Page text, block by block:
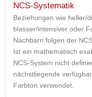
NCS-Systematik
Beziehungen wie heller/
blasser/intensiver oder
Nachbarn folgen der
Ist ein mathematisch
NCS-System nicht
nächstliegende
Farbton verwendet.